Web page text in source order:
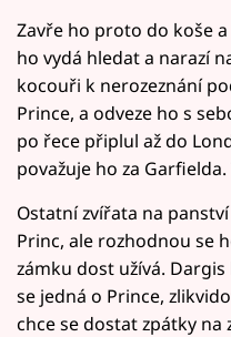
Zavře ho proto do koše
ho vydá hledat a narazí
kocouři k nerozeznání
Prince, a odveze ho s
po řece připlul až do
považuje ho za
Ostatní zvířata na
Princ, ale rozhodnou se
zámku dost užívá.
se jedná o Prince,
chce se dostat zpátky na